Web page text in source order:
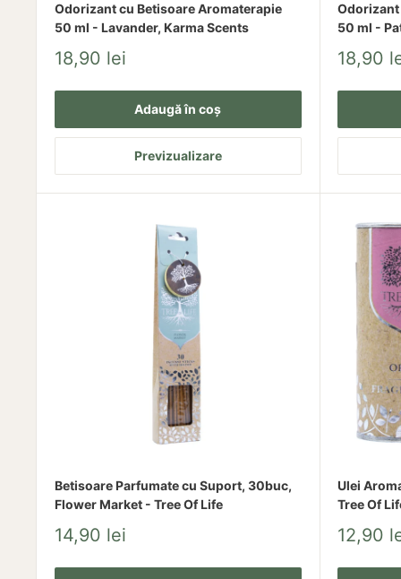
Odorizant cu Betisoare Aromaterapie
50 ml - Lavander, Karma Scents
Pret
redus
18,90 lei
Adaugă în coș
Previzualizare
Odorizant
50 ml -
Pret
redus
18,90
Betisoare Parfumate cu Suport, 30buc,
Flower Market - Tree Of Life
Pret
redus
14,90 lei
Ulei
Tree Of
Pret
redus
12,90